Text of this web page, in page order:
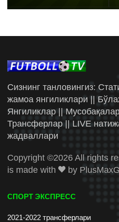
Сизнинг танловингиз:
жамоа янгиликлари ||
Янгиликлар ||
Трансферлар || LIVE
жадваллари
Copyright ©2026 All rights
is made with
by
СПОРТ ЭКСПРЕСС
2021-2022 трансферлари